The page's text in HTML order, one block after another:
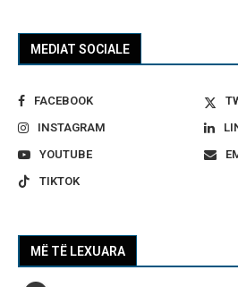
MEDIAT SOCIALE
FACEBOOK
INSTAGRAM
YOUTUBE
TIKTOK
MË TË LEXUARA